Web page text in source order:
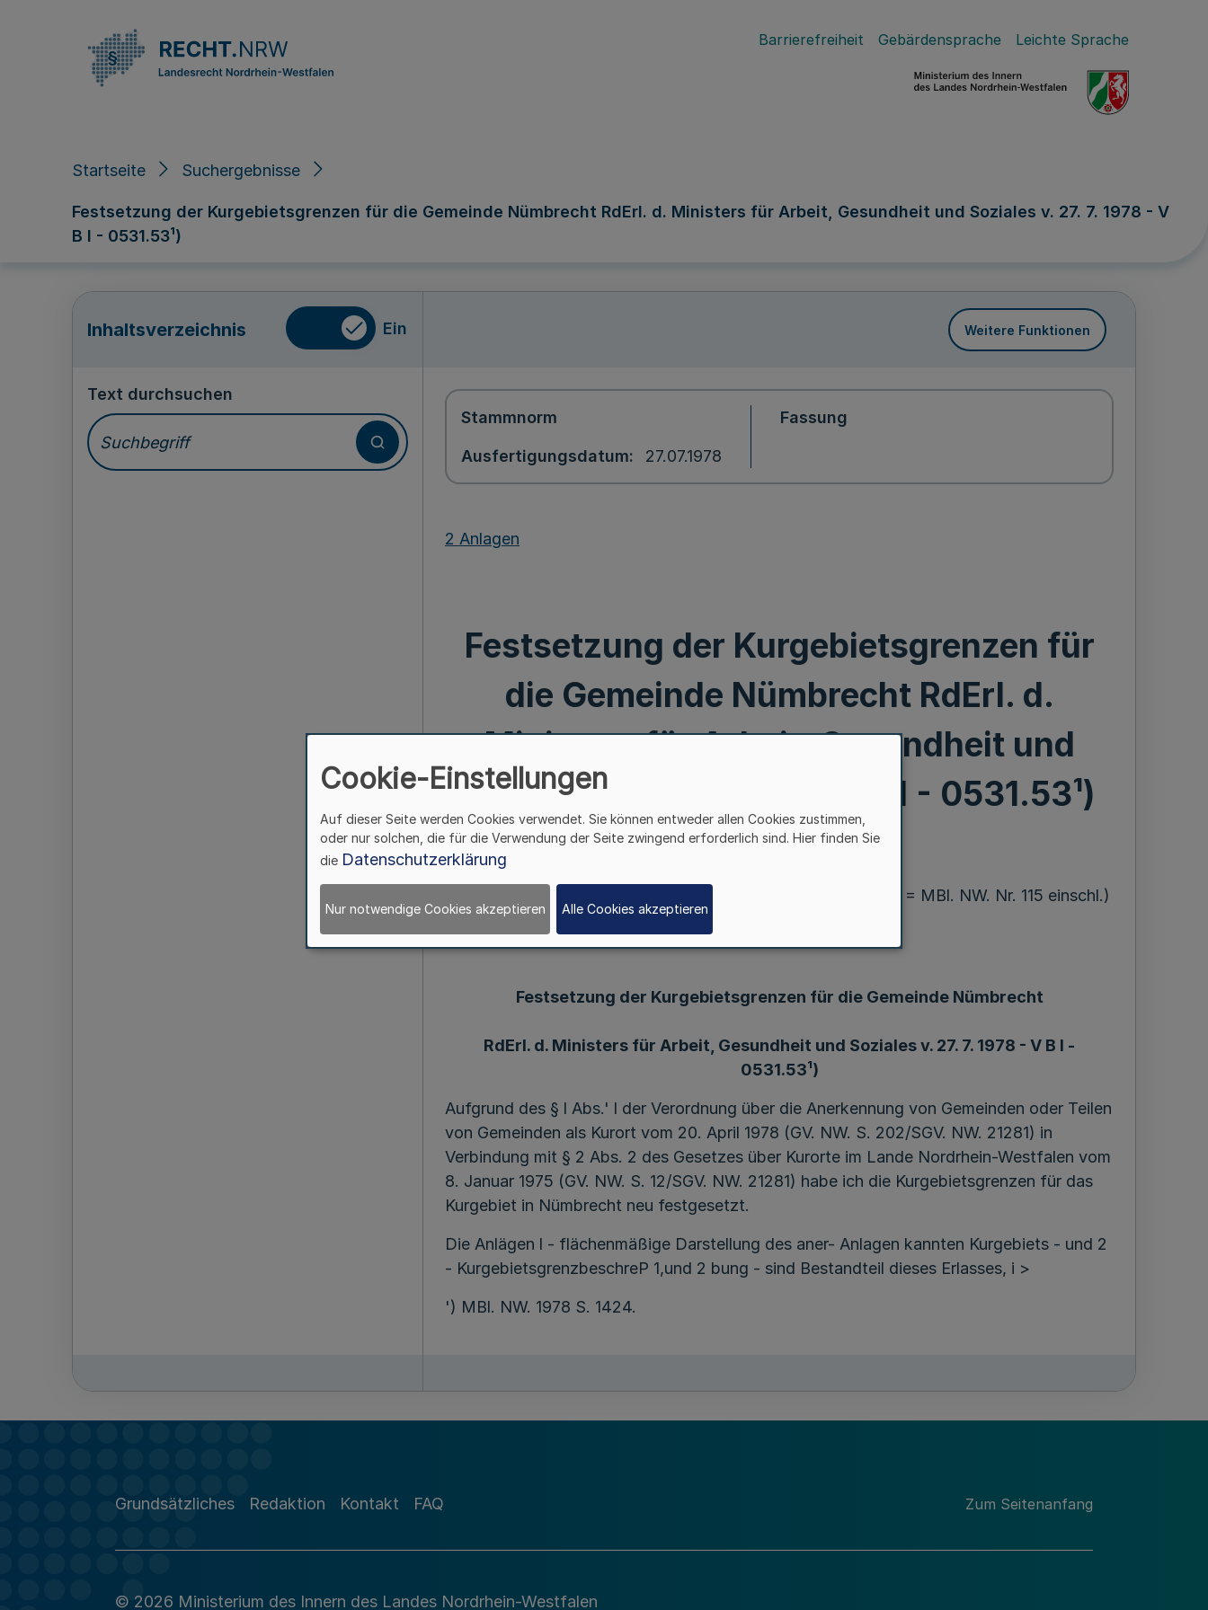
Barrierefreiheit Gebärdensprache Leichte Sprache
Startseite Suchergebnisse
Festsetzung der Kurgebietsgrenzen für die Gemeinde Nümbrecht RdErl. d. Ministers für Arbeit, Gesundheit und Soziales v. 27. 7. 1978 - V
B l - 0531.53¹)
Inhaltsverzeichnis Ein Weitere Funktionen
Text durchsuchen
Stammnorm
Ausfertigungsdatum 27.07.1978
Fassung
2 Anlagen
Festsetzung der Kurgebietsgrenzen für
die Gemeinde Nümbrecht RdErl. d.
Ministers für Arbeit, Gesundheit und
Soziales v. 27. 7. 1978 - V B l - 0531.53¹)
Mehr
27. 7. 78 (1) 127. Ergänzung - SMBl. NW. - (Stand 15. 10. 1978 = MBl. NW. Nr. 115 einschl.)
21281
Festsetzung der Kurgebietsgrenzen für die Gemeinde Nümbrecht
RdErl. d. Ministers für Arbeit, Gesundheit und Soziales v. 27. 7. 1978 - V B l -
0531.53¹)
Aufgrund des § l Abs.' l der Verordnung über die Anerkennung von Gemeinden oder Teilen
von Gemeinden als Kurort vom 20. April 1978 (GV. NW. S. 202/SGV. NW. 21281) in
Verbindung mit § 2 Abs. 2 des Gesetzes über Kurorte im Lande Nordrhein-Westfalen vom
8. Januar 1975 (GV. NW. S. 12/SGV. NW. 21281) habe ich die Kurgebietsgrenzen für das
Kurgebiet in Nümbrecht neu festgesetzt.
Die Anlägen l - flächenmäßige Darstellung des aner- Anlagen kannten Kurgebiets - und 2
- KurgebietsgrenzbeschreP 1,und 2 bung - sind Bestandteil dieses Erlasses, i >
') MBl. NW. 1978 S. 1424.
Grundsätzliches Redaktion Kontakt FAQ Zum Seitenanfang
© 2026 Ministerium des Innern des Landes Nordrhein-Westfalen
Cookie-Einstellungen
Auf dieser Seite werden Cookies verwendet. Sie können entweder allen Cookies zustimmen,
oder nur solchen, die für die Verwendung der Seite zwingend erforderlich sind. Hier finden Sie
die Datenschutzerklärung
Nur notwendige Cookies akzeptieren Alle Cookies akzeptieren